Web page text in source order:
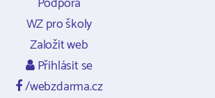
WZ pro školy
Založit web
Přihlásit se
/webzdarma.cz